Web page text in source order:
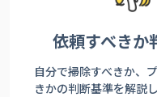
依頼すべきか
自分で掃除すべきか、
きかの判断基準を解説し